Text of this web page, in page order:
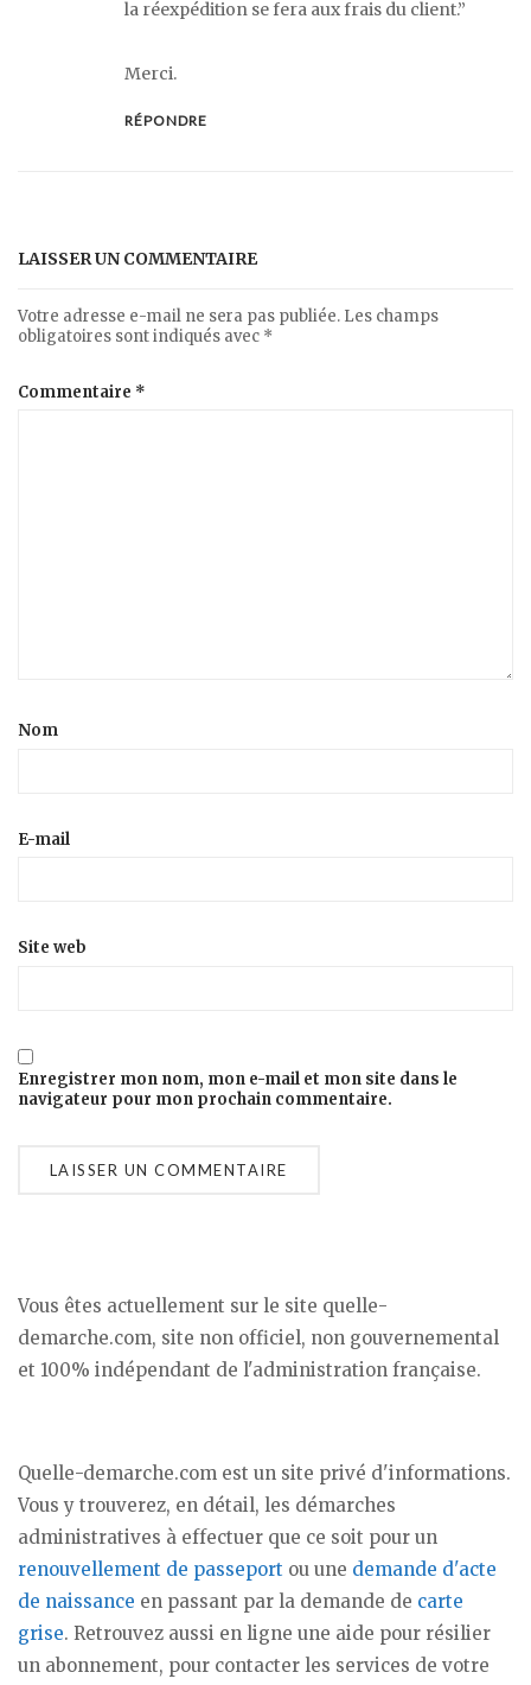
la réexpédition se fera aux frais du client.”
Merci.
RÉPONDRE
LAISSER UN COMMENTAIRE
Votre adresse e-mail ne sera pas publiée. Les champs
obligatoires sont indiqués avec *
Commentaire *
Nom
E-mail
Site web
Enregistrer mon nom, mon e-mail et mon site dans le
navigateur pour mon prochain commentaire.
Vous êtes actuellement sur le site quelle-
demarche.com, site non officiel, non gouvernemental
et 100% indépendant de l'administration française.
Quelle-demarche.com est un site privé d'informations.
Vous y trouverez, en détail, les démarches
administratives à effectuer que ce soit pour un
renouvellement de passeport ou une demande d'acte
de naissance en passant par la demande de carte
grise. Retrouvez aussi en ligne une aide pour résilier
un abonnement, pour contacter les services de votre